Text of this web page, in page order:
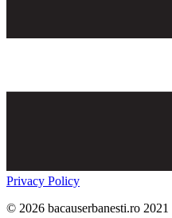
Privacy Policy
© 2026 bacauserbanesti.ro 2021